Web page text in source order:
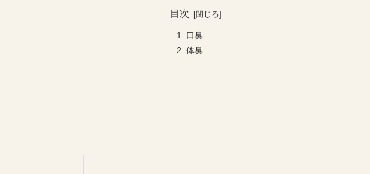
目次
口臭
体臭